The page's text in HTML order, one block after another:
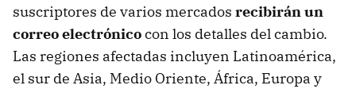
suscriptores de varios mercados recibirán un
correo electrónicocon los detalles del cambio.
Las regiones afectadas incluyen Latinoamérica,
el sur de Asia, Medio Oriente, África, Europa y